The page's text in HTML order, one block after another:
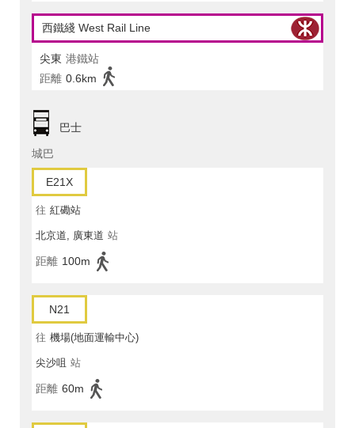
西鐵綫 West Rail Line
尖東 港鐵站
距離 0.6km
巴士
城巴
E21X
往 紅磡站
北京道, 廣東道 站
距離 100m
N21
往 機場(地面運輸中心)
尖沙咀 站
距離 60m